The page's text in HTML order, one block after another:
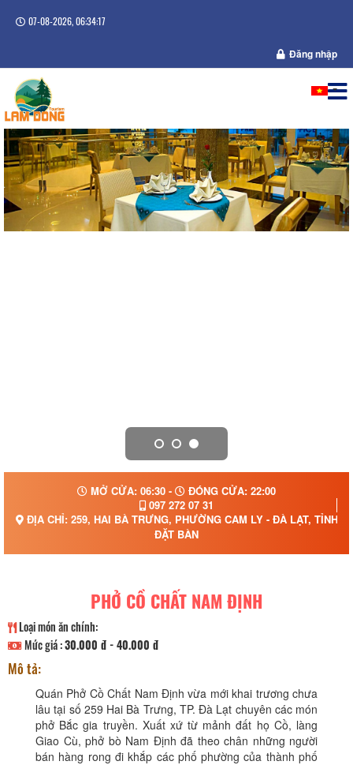
07-08-2026, 06:34:18
Đăng nhập
MỞ CỬA: 06:30 -
ĐÓNG CỬA: 22:00
097 272 07 31
ĐỊA CHỈ: 259, HAI BÀ TRƯNG, PHƯỜNG CAM LY - ĐÀ LẠT, TỈNH
ĐẶT BÀN
PHỞ CỒ CHẤT NAM ĐỊNH
Loại món ăn chính:
Mức giá :30.000 đ - 40.000 đ
Mô tả:
Quán Phở Cồ Chất Nam Định vừa mới khai trương chưa
lâu tại số 259 Hai Bà Trưng, TP. Đà Lạt chuyên các món
phở Bắc gia truyền. Xuất xứ từ mảnh đất họ Cồ, làng
Giao Cù, phở bò Nam Định đã theo chân những người
bán hàng rong đi khắp các phố phường của thành phố